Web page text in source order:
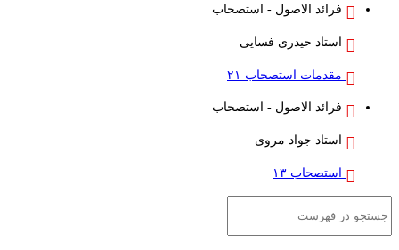
فرائد الاصول - استصحاب
استاد حیدری فسایی
مقدمات استصحاب ۲۱
فرائد الاصول - استصحاب
استاد جواد مروی
استصحاب ۱۳